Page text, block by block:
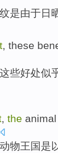
是由于 日
these
这些好处似
, the animal
动物王国是